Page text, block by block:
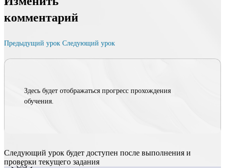
комментарий
Предыдущий урок Следующий урок
Здесь будет отображаться прогресс прохождения
обучения.
Следующий урок будет доступен после выполнения и
проверки текущего задания